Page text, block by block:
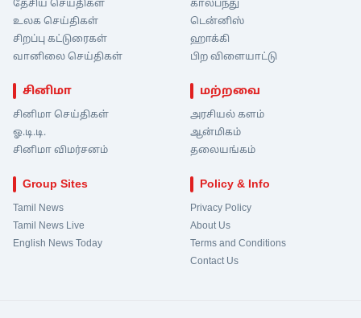
தேசிய செய்திகள்
உலக செய்திகள்
சிறப்பு கட்டுரைகள்
வானிலை செய்திகள்
கால்பந்து
டென்னிஸ்
ஹாக்கி
பிற விளையாட்டு
சினிமா
சினிமா செய்திகள்
ஓ.டி.டி.
சினிமா விமர்சனம்
மற்றவை
அரசியல் களம்
ஆன்மிகம்
தலையங்கம்
Group Sites
Tamil News
Tamil News Live
English News Today
Policy & Info
Privacy Policy
About Us
Terms and Conditions
Contact Us